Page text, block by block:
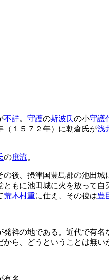
不詳。 守護の斯波氏の小守護
（１５７２年）に朝倉氏が浅
の庶流。
の後、摂津国豊島郡の池田城
もに池田城に火を放って自
荒木村重に仕え、その後は豊
発祥の地である。近代で有
ら、どうということは無い
名。